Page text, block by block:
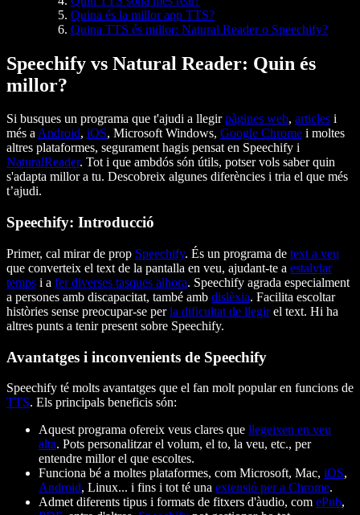
Quina és la millor app TTS?
Quina TTS és millor: Natural Reader o Speechify?
Speechify vs Natural Reader: Quin és
millor?
Si busques un programa que t'ajudi a llegirpàgines web, articles i
més aAndroid, iOS, Microsoft Windows, Google Chrome i moltes
altres plataformes, segurament hagis pensat en Speechify i
NaturalReader. Tot i que ambdós són útils, potser vols saber quin
s'adapta millor a tu. Descobreix algunes diferències i tria el que més
t’ajudi.
Speechify: Introducció
Primer, cal mirar de prop Speechify. És un programa de text a veu
que converteix el text de la pantalla en veu, ajudant-te a estalviar
temps i a fer diverses tasques alhora. Speechify agrada especialment
a persones amb discapacitat, també amb dislèxia. Facilita escoltar
històries sense preocupar-se perla dificultat de llegirel text. Hi ha
altres punts a tenir present sobre Speechify.
Avantatges i inconvenients de Speechify
Speechify té molts avantatges que el fan molt popular en funcions de
TTS. Els principals beneficis són:
Aquest programa ofereix veus clares que llegeixen en veu
alta. Pots personalitzar el volum, el to, la veu, etc., per
entendre millor el que escoltes.
Funciona bé a moltes plataformes, com Microsoft, Mac, iOS,
Android, Linux... i fins i tot té una extensió per a Chrome.
Admet diferents tipus i formats de fitxers d'àudio, com ePub,